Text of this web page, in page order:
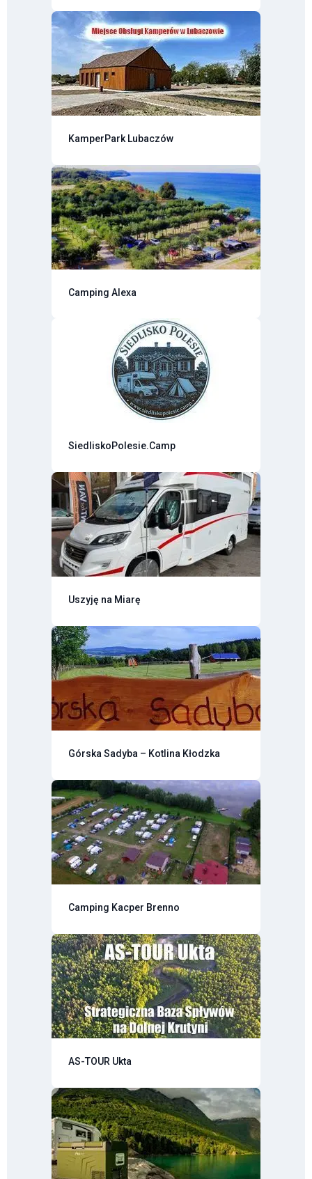
KamperPark Lubaczów
Camping Alexa
SiedliskoPolesie.Camp
Uszyję na Miarę
Górska Sadyba – Kotlina Kłodzka
Camping Kacper Brenno
AS-TOUR Ukta